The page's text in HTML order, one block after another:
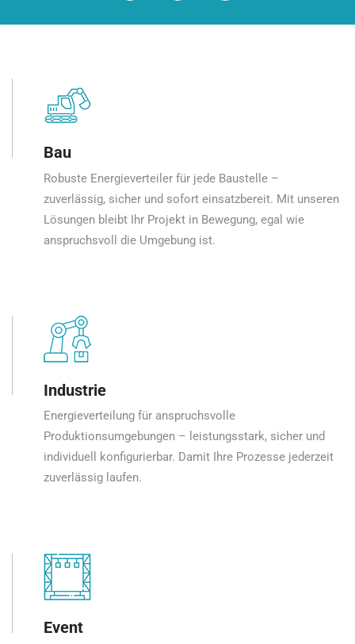
Bau
Robuste Energieverteiler für jede Baustelle –
zuverlässig, sicher und sofort einsatzbereit. Mit unseren
Lösungen bleibt Ihr Projekt in Bewegung, egal wie
anspruchsvoll die Umgebung ist.
Industrie
Energieverteilung für anspruchsvolle
Produktionsumgebungen – leistungsstark, sicher und
individuell konfigurierbar. Damit Ihre Prozesse jederzeit
zuverlässig laufen.
Event